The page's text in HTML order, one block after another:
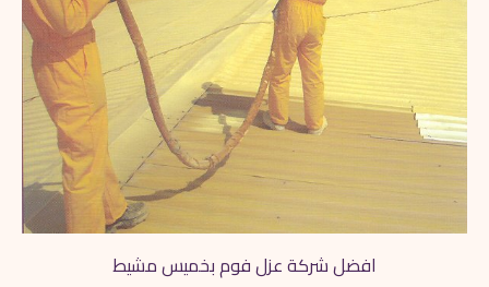
افضل شركة عزل فوم بخميس مشيط